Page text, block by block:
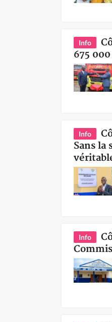
Info
675
Info
Sans
Info